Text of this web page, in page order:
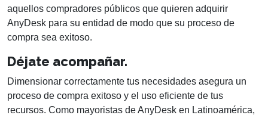
aquellos compradores públicos que quieren adquirir
AnyDesk para su entidad de modo que su proceso de
compra sea exitoso.
Déjate acompañar.
Dimensionar correctamente tus necesidades asegura un
proceso de compra exitoso y el uso eficiente de tus
recursos. Como mayoristas de AnyDesk en Latinoamérica,